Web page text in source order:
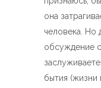
она
человека. Но
обсуждение
бытия (жизни